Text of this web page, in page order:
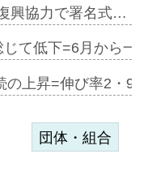
興協力で署名式…
て低下=6月から一
の上昇=伸び率2・
団体・組合